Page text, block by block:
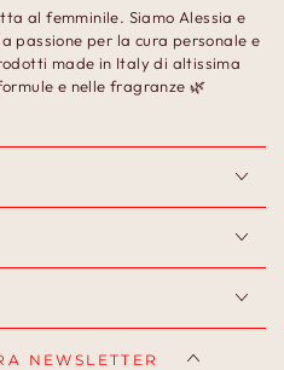
al femminile. Siamo Alessia e
passione per la cura personale e
made in Italy di altissima
e nelle fragranze 🌿
NEWSLETTER